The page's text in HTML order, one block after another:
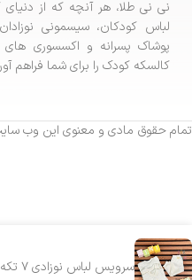
نی نی طلا، هر آنچه که از دنیای
لباس کودکان، سیسمونی
پوشاک پسرانه و اکسسوری های
کالسکه کودک را برای شما فراهم
تمام حقوق مادی و معنوی این وب
سرویس لباس نوزادی ۷ تکه طرح شکوفه مجلسی